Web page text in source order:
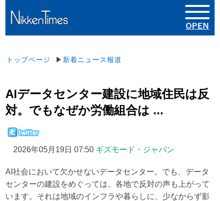
トップページ ▶ 新着ニュース報道
AIデータセンター建設に地域住民は反
対。でもなぜか労働組合は ...
2026年05月19日 07:50 ギズモード・ジャパン
AI社会において欠かせないデータセンター。でも、データ
センターの建設をめぐっては、各地で反対の声も上がって
います。それは地域のインフラや暮らしに、少なからず影